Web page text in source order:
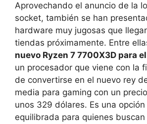
Aprovechando el anuncio de la
socket, también se han
hardware muy jugosas que
tiendas próximamente. Entre
nuevo Ryzen 7 7700X3D para
un procesador que viene con la
de convertirse en el nuevo rey
media para gaming con un
unos 329 dólares. Es una opción
equilibrada para quienes